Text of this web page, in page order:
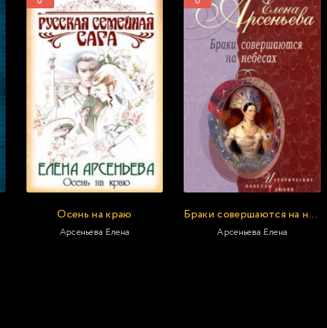
Осень на краю
Арсеньева Елена
Браки совершаются на небесах
Арсеньева Елена